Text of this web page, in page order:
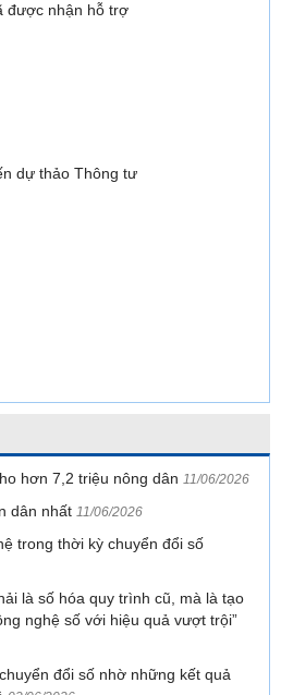
được nhận hỗ trợ
dự thảo Thông tư
hơn 7,2 triệu nông dân 11/06/2026
dân nhất 11/06/2026
trong thời kỳ chuyển đổi số
là số hóa quy trình cũ, mà là tạo
nghệ số với hiệu quả vượt trội”
đổi số nhờ những kết quả